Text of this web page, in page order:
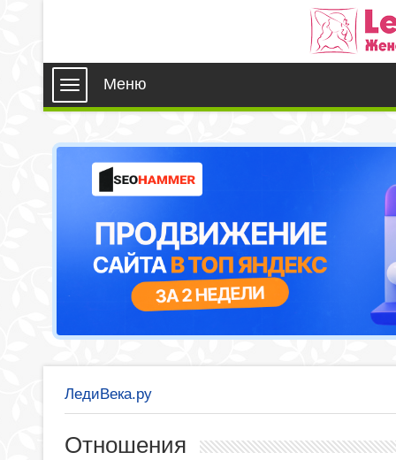
Меню
ЛедиВека.ру
Отношения